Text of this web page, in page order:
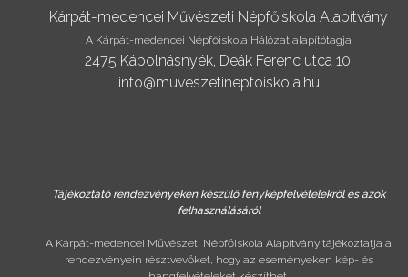
Kárpát-medencei Művészeti Népfőiskola Alapítvány
A Kárpát-medencei Népfőiskola Hálózat alapítótagja
2475 Kápolnásnyék, Deák Ferenc utca 10.
info@muveszetinepfoiskola.hu
Tájékoztató rendezvényeken készülő fényképfelvételekről és azok
felhasználásáról
A Kárpát-medencei Művészeti Népfőiskola Alapítvány tájékoztatja a
rendezvényein résztvevőket, hogy az eseményeken kép- és